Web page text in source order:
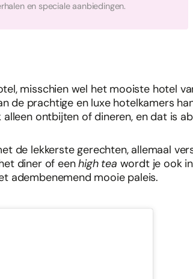
en speciale aanbiedingen.
misschien wel het mooiste hotel
de prachtige en luxe hotelkamers
alleen ontbijten of dineren, en dat is
de lekkerste gerechten, allemaal
diner of eenhigh tea wordt je ook
adembenemend mooie paleis.